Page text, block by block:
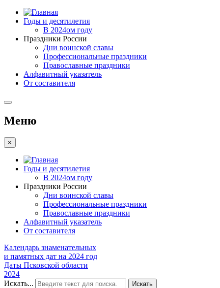
Годы и десятилетия
В 2024ом году
Праздники России
Дни воинской славы
Профессиональные праздники
Православные праздники
Алфавитный указатель
От составителя
Меню
×
Годы и десятилетия
В 2024ом году
Праздники России
Дни воинской славы
Профессиональные праздники
Православные праздники
Алфавитный указатель
От составителя
Календарь знаменательных
и памятных дат на 2024 год
Даты Псковской области
2024
Искать...
Искать